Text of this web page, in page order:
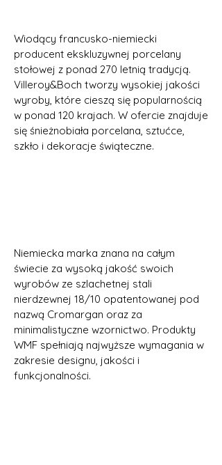
Wiodący francusko-niemiecki
producent ekskluzywnej porcelany
stołowej z ponad 270 letnią tradycją.
Villeroy&Boch tworzy wysokiej jakości
wyroby, które cieszą się popularnością
w ponad 120 krajach. W ofercie znajduje
się śnieżnobiała porcelana, sztućce,
szkło i dekoracje świąteczne.
Niemiecka marka znana na całym
świecie za wysoką jakość swoich
wyrobów ze szlachetnej stali
nierdzewnej 18/10 opatentowanej pod
nazwą Cromargan oraz za
minimalistyczne wzornictwo. Produkty
WMF spełniają najwyższe wymagania w
zakresie designu, jakości i
funkcjonalności.